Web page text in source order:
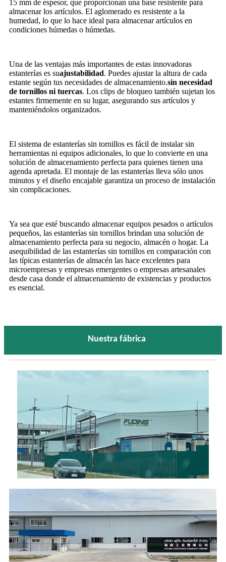
15 mm de espesor, que proporcionan una base resistente para
almacenar los artículos. El aglomerado es resistente a la
humedad, lo que lo hace ideal para almacenar artículos en
condiciones húmedas o húmedas.
Una de las ventajas más importantes de estas innovadoras
estanterías es suajustabilidad. Puedes ajustar la altura de cada
estante según tus necesidades de almacenamiento.sin necesidad
de tornillos ni tuercas. Los clips de bloqueo también sujetan los
estantes firmemente en su lugar, asegurando sus artículos y
manteniéndolos organizados.
El sistema de estanterías sin tornillos es fácil de instalar sin
herramientas ni equipos adicionales, lo que lo convierte en una
solución de almacenamiento perfecta para quienes tienen una
agenda apretada. El montaje de las estanterías lleva sólo unos
minutos y el diseño encajable garantiza un proceso de instalación
sin complicaciones.
Ya sea que esté buscando almacenar equipos pesados ​​o artículos
pequeños, las estanterías sin tornillos brindan una solución de
almacenamiento perfecta para su negocio, almacén o hogar. La
asequibilidad de las estanterías sin tornillos en comparación con
las típicas estanterías de almacén las hace excelentes para
microempresas y empresas emergentes o empresas artesanales
desde casa donde el almacenamiento de existencias y productos
es esencial.
Nuestra fábrica